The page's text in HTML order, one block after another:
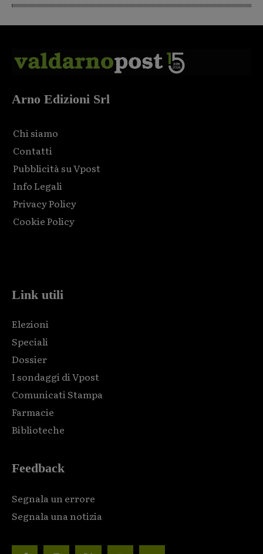
Arno Edizioni Srl
Chi siamo
Contatti
Pubblicità su Vpost
Info Legali
Privacy Policy
Cookie Policy
Link utili
Elezioni
Speciali
Dossier
I sondaggi di Vpost
Comunicati Stampa
Farmacie
Biblioteche
Feedback
Segnala un errore
Segnala una notizia